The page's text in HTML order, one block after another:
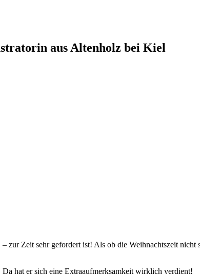
aus Altenholz bei Kiel
Zeit sehr gefordert ist! Als ob die Weihnachtszeit nicht
hat er sich eine Extraaufmerksamkeit wirklich verdient!